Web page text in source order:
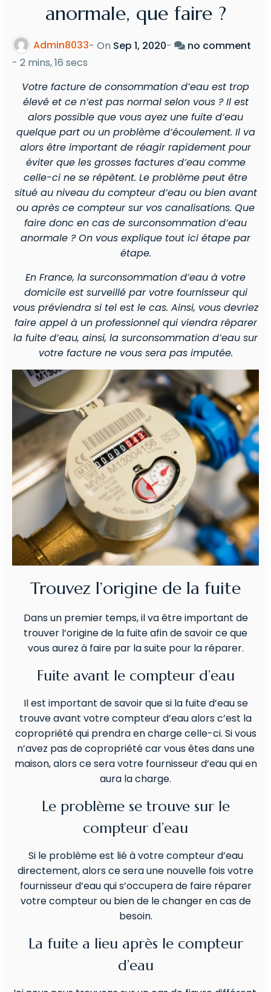
anormale, que faire ?
Admin8033- On Sep 1, 2020-
no comment
- 2 mins, 16 secs
Votre facture de consommation d’eau est trop
élevé et ce n’est pas normal selon vous ? Il est
alors possible que vous ayez une fuite d’eau
quelque part ou un problème d’écoulement. Il va
alors être important de réagir rapidement pour
éviter que les grosses factures d’eau comme
celle-ci ne se répètent. Le problème peut être
situé au niveau du compteur d’eau ou bien avant
ou après ce compteur sur vos canalisations. Que
faire donc en cas de surconsommation d’eau
anormale ? On vous explique tout ici étape par
étape.
En France, la surconsommation d’eau à votre
domicile est surveillé par votre fournisseur qui
vous préviendra si tel est le cas. Ainsi, vous devriez
faire appel à un professionnel qui viendra réparer
la fuite d’eau, ainsi, la surconsommation d’eau sur
votre facture ne vous sera pas imputée.
Trouvez l’origine de la fuite
Dans un premier temps, il va être important de
trouver l’origine de la fuite afin de savoir ce que
vous aurez à faire par la suite pour la réparer.
Fuite avant le compteur d’eau
Il est important de savoir que si la fuite d’eau se
trouve avant votre compteur d’eau alors c’est la
copropriété qui prendra en charge celle-ci. Si vous
n’avez pas de copropriété car vous êtes dans une
maison, alors ce sera votre fournisseur d’eau qui en
aura la charge.
Le problème se trouve sur le
compteur d’eau
Si le problème est lié à votre compteur d’eau
directement, alors ce sera une nouvelle fois votre
fournisseur d’eau qui s’occupera de faire réparer
votre compteur ou bien de le changer en cas de
besoin.
La fuite a lieu après le compteur
d’eau